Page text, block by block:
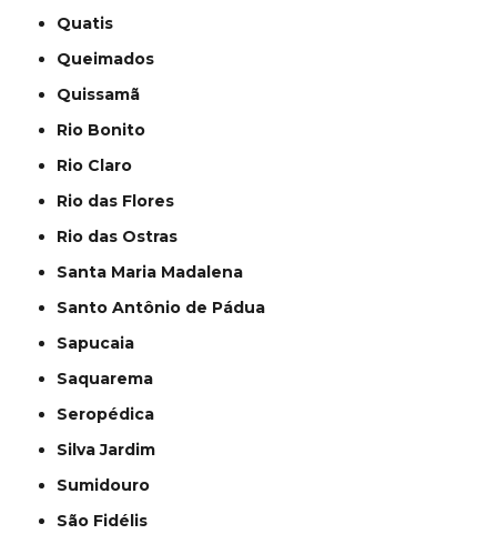
Quatis
Queimados
Quissamã
Rio Bonito
Rio Claro
Rio das Flores
Rio das Ostras
Santa Maria Madalena
Santo Antônio de Pádua
Sapucaia
Saquarema
Seropédica
Silva Jardim
Sumidouro
São Fidélis